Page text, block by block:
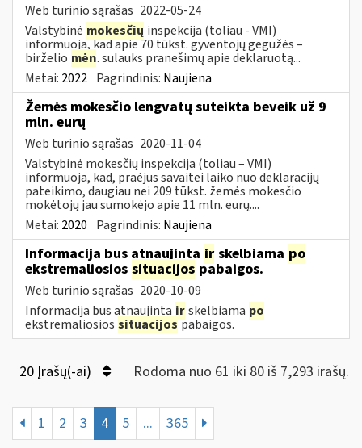
Web turinio sąrašas 2022-05-24
Valstybinė mokesčių inspekcija (toliau - VMI)
informuoja, kad apie 70 tūkst. gyventojų gegužės –
birželio mėn. sulauks pranešimų apie deklaruotą...
Metai: 2022 Pagrindinis: Naujiena
Žemės mokesčio lengvatų suteikta beveik už 9
mln. eurų
Web turinio sąrašas 2020-11-04
Valstybinė mokesčių inspekcija (toliau – VMI)
informuoja, kad, praėjus savaitei laiko nuo deklaracijų
pateikimo, daugiau nei 209 tūkst. žemės mokesčio
mokėtojų jau sumokėjo apie 11 mln. eurų....
Metai: 2020 Pagrindinis: Naujiena
Informacija bus atnaujinta ir skelbiama po
ekstremaliosios situacijos pabaigos.
Web turinio sąrašas 2020-10-09
Informacija bus atnaujinta irskelbiama po
ekstremaliosios situacijospabaigos.
20 Įrašų(-ai) Rodoma nuo 61 iki 80 iš 7,293 irašų.
1 2 3 4 5 ... 365